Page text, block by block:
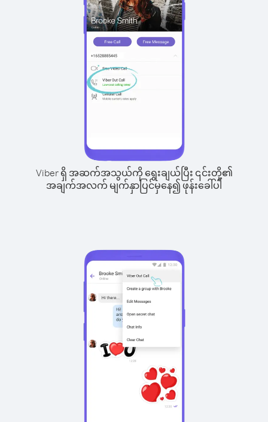
Viber ရှိ အဆက်အသွယ်ကို ရွေးချယ်ပြီး ၎င်းတို့၏
အချက်အလက် မျက်နှာပြင်မှနေ၍ ဖုန်းခေါ်ပါ